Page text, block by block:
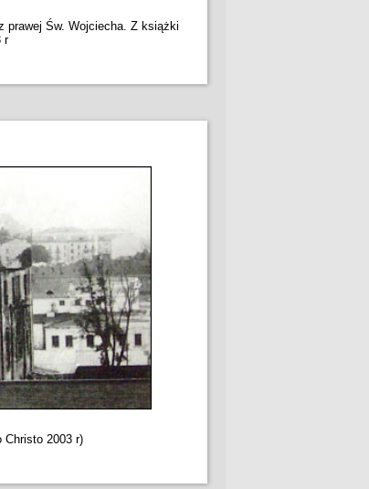
prawej Św. Wojciecha. Z książki
r
Christo 2003 r)